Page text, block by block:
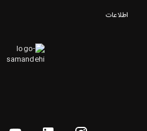
اطلاعات